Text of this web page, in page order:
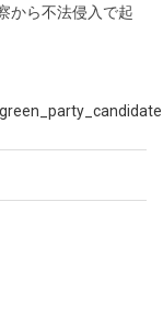
から不法侵入で起